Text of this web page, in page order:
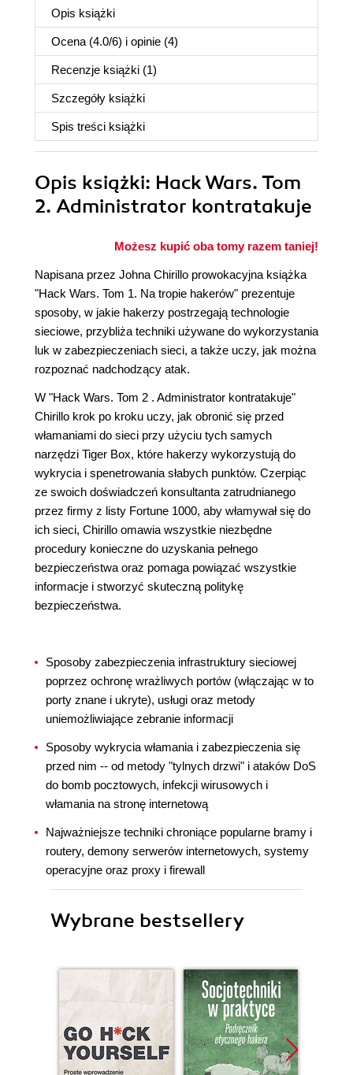
Opis książki
Ocena (4.0/6) i opinie (4)
Recenzje książki (1)
Szczegóły książki
Spis treści książki
Opis książki: Hack Wars. Tom
2. Administrator kontratakuje
Możesz kupić oba tomy razem taniej!
Napisana przez Johna Chirillo prowokacyjna książka
"Hack Wars. Tom 1. Na tropie hakerów" prezentuje
sposoby, w jakie hakerzy postrzegają technologie
sieciowe, przybliża techniki używane do wykorzystania
luk w zabezpieczeniach sieci, a także uczy, jak można
rozpoznać nadchodzący atak.
W "Hack Wars. Tom 2 . Administrator kontratakuje"
Chirillo krok po kroku uczy, jak obronić się przed
włamaniami do sieci przy użyciu tych samych
narzędzi Tiger Box, które hakerzy wykorzystują do
wykrycia i spenetrowania słabych punktów. Czerpiąc
ze swoich doświadczeń konsultanta zatrudnianego
przez firmy z listy Fortune 1000, aby włamywał się do
ich sieci, Chirillo omawia wszystkie niezbędne
procedury konieczne do uzyskania pełnego
bezpieczeństwa oraz pomaga powiązać wszystkie
informacje i stworzyć skuteczną politykę
bezpieczeństwa.
Sposoby zabezpieczenia infrastruktury sieciowej
poprzez ochronę wrażliwych portów (włączając w to
porty znane i ukryte), usługi oraz metody
uniemożliwiające zebranie informacji
Sposoby wykrycia włamania i zabezpieczenia się
przed nim -- od metody "tylnych drzwi" i ataków DoS
do bomb pocztowych, infekcji wirusowych i
włamania na stronę internetową
Najważniejsze techniki chroniące popularne bramy i
routery, demony serwerów internetowych, systemy
operacyjne oraz proxy i firewall
Wybrane bestsellery